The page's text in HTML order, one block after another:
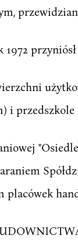
i
placówek